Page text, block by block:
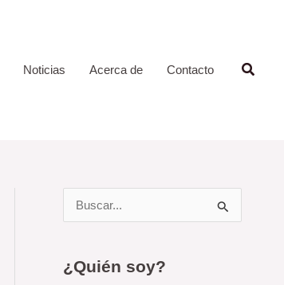
Noticias Acerca de Contacto
¿Quién soy?